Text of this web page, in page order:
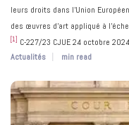
leurs droits dans l’Union
des œuvres d’art appliqué à
[1] C-227/23 CJUE 24 octobre
Actualités
min read